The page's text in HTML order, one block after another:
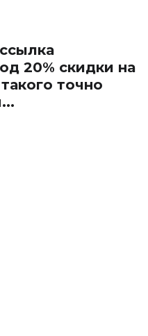
20% скидки на
точно